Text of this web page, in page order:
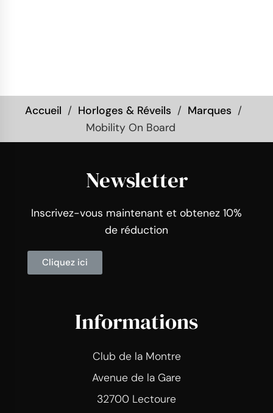
Accueil Horloges & Réveils
Marques
Mobility On Board
Newsletter
Inscrivez-vous maintenant et obtenez 10%
de réduction
Cliquez ici
Informations
Club de la Montre
Avenue de la Gare
32700 Lectoure